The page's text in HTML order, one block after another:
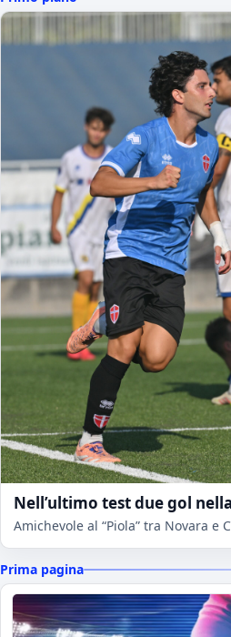
Nell’ultimo test due gol
Amichevole al “Piola” tra Novara e
Prima pagina